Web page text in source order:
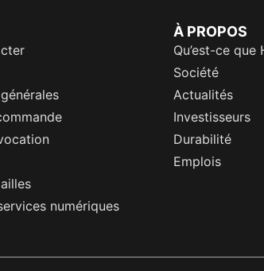
numériques
À PROPOS
Qu’est-ce que
Société
Actualités
Investisseurs
Durabilité
Emplois